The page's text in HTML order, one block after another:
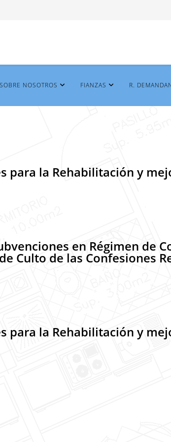
SOBRE NOSOTROS FIANZAS R.
para la Rehabilitación y
en Régimen de
Culto de las Confesiones
para la Rehabilitación y